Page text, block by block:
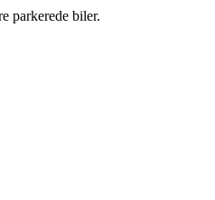
parkerede biler.